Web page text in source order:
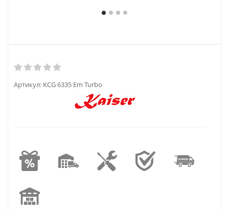
Артикул: KCG 6335 Em Turbo